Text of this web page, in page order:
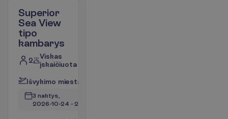
Superior
Sea View
tipo
kambarys
2
Viskas
įskaičiuota
Išvykimo miesta
3 naktys,
2026-10-24 - 2026-10-27